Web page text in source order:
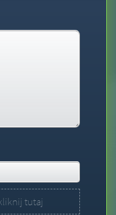
tutaj